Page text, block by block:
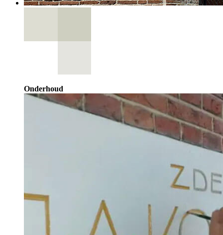
Onderhoud